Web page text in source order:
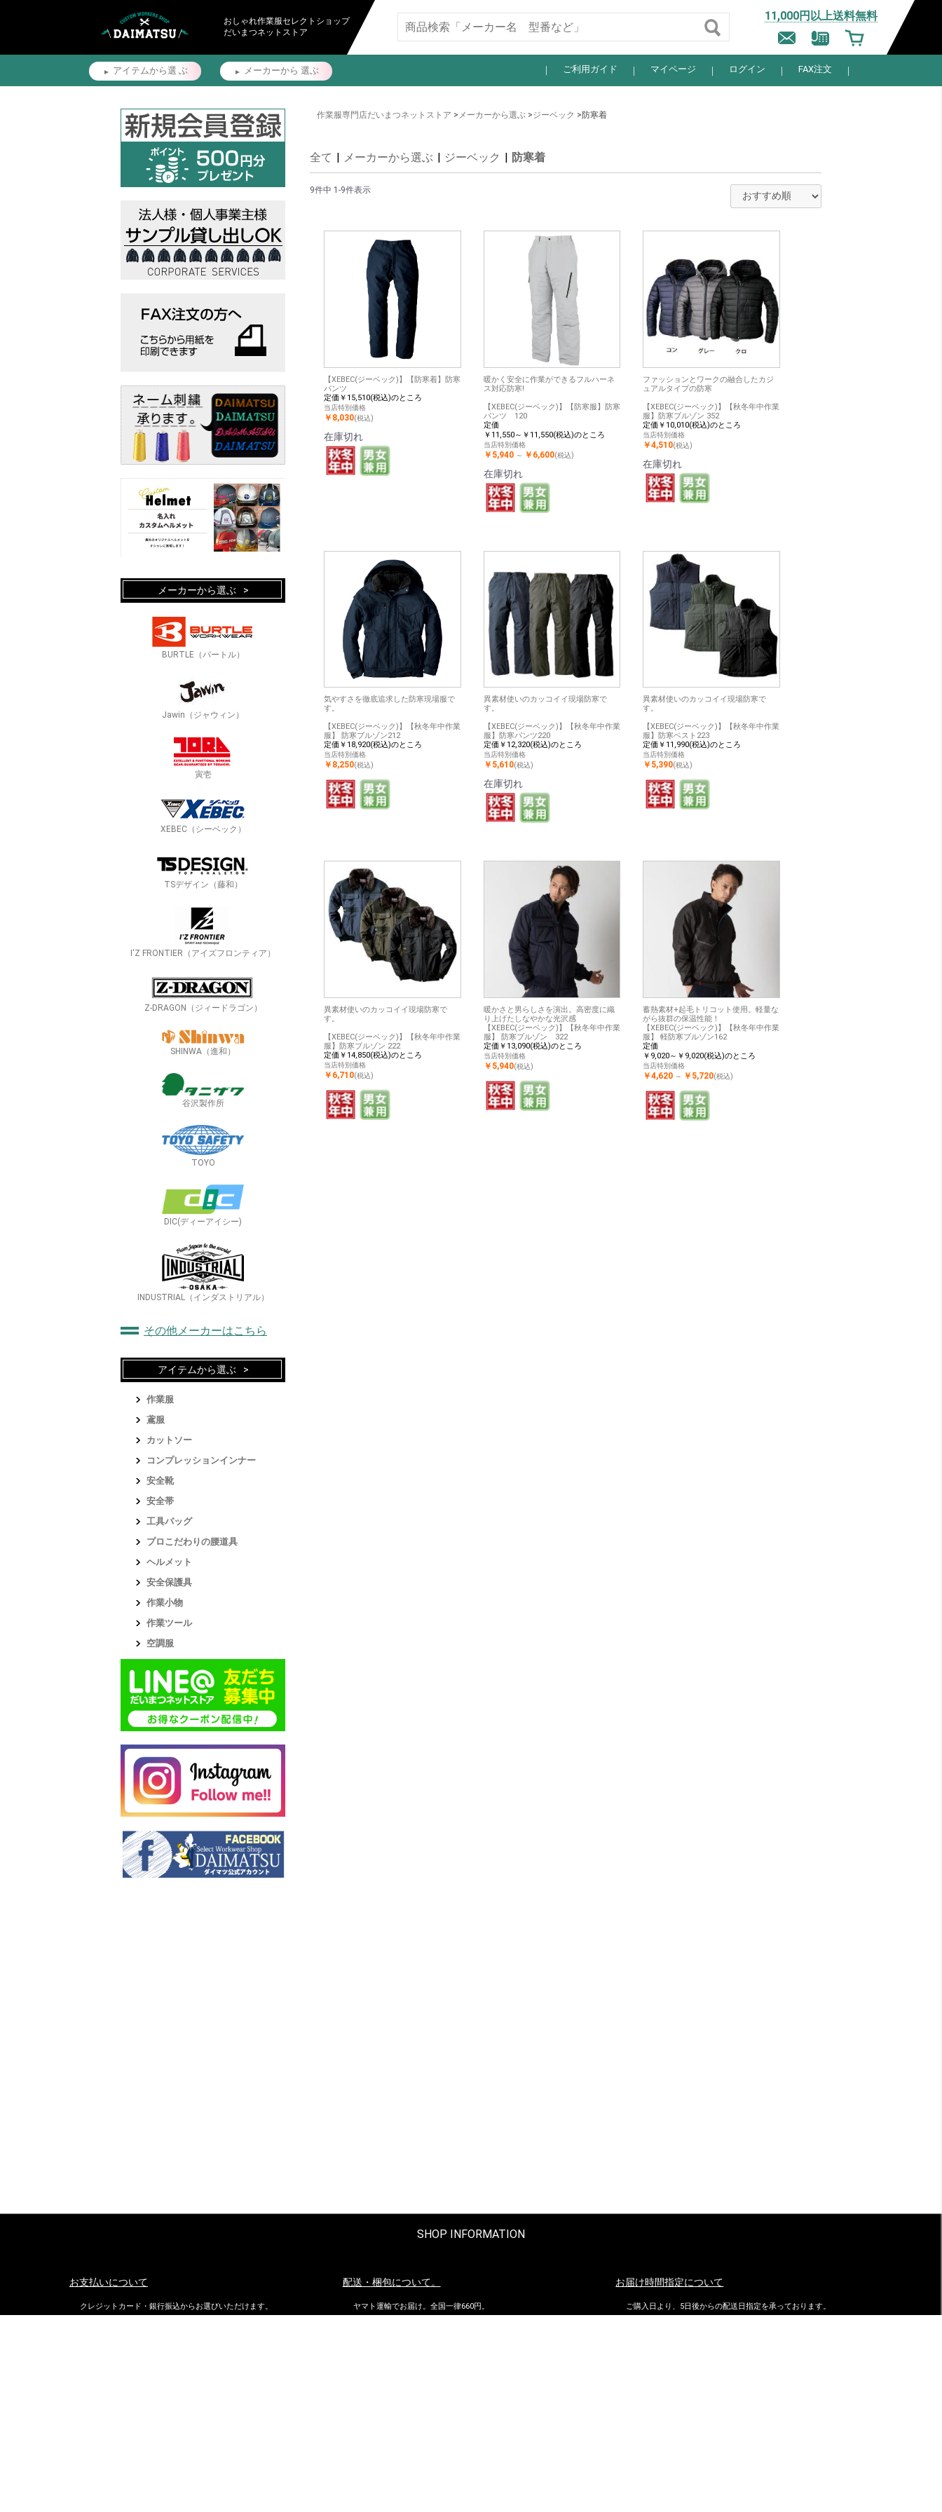
おしゃれ作業服セレクトショップ
だいまつネットストア
11,000円以上送料無料
アイテムから選 ぶ メーカーから 選ぶ ご利用ガイド マイページ ログイン FAX注文
11,000円以上送料無料
作業服専門店だいまつネットストア > メーカーから選ぶ >ジーベック >防寒着
全て | メーカーから選ぶ | ジーベック | 防寒着
9件中 1-9件表示
【XEBEC(ジーベック)】【防寒着】防寒
パンツ
定価￥15,510(税込)のところ
当店特別価格
￥8,030(税込)
在庫切れ
暖かく安全に作業ができるフルハーネ
ス対応防寒!
【XEBEC(ジーベック)】【防寒服】防寒
パンツ 120
定価
￥11,550～￥11,550(税込)のところ
当店特別価格
￥5,940 ～ ￥6,600(税込)
在庫切れ
ファッションとワークの融合したカジ
ュアルタイプの防寒
【XEBEC(ジーベック)】【秋冬年中作業
服】防寒ブルゾン 352
定価￥10,010(税込)のところ
当店特別価格
￥4,510(税込)
在庫切れ
気やすさを徹底追求した防寒現場服で
す。
【XEBEC(ジーベック)】【秋冬年中作業
服】 防寒ブルゾン212
定価￥18,920(税込)のところ
当店特別価格
￥8,250(税込)
異素材使いのカッコイイ現場防寒で
す。
【XEBEC(ジーベック)】【秋冬年中作業
服】防寒パンツ220
定価￥12,320(税込)のところ
当店特別価格
￥5,610(税込)
在庫切れ
異素材使いのカッコイイ現場防寒で
す。
【XEBEC(ジーベック)】【秋冬年中作業
服】防寒ベスト223
定価￥11,990(税込)のところ
当店特別価格
￥5,390(税込)
異素材使いのカッコイイ現場防寒で
す。
【XEBEC(ジーベック)】【秋冬年中作業
服】防寒ブルゾン 222
定価￥14,850(税込)のところ
当店特別価格
￥6,710(税込)
暖かさと男らしさを演出。高密度に織
り上げたしなやかな光沢感
【XEBEC(ジーベック)】【秋冬年中作業
服】 防寒ブルゾン 322
定価￥13,090(税込)のところ
当店特別価格
￥5,940(税込)
蓄熱素材+起毛トリコット使用。軽量な
がら抜群の保温性能！
【XEBEC(ジーベック)】【秋冬年中作業
服】 軽防寒ブルゾン162
定価
￥9,020～￥9,020(税込)のところ
当店特別価格
￥4,620 ～ ￥5,720(税込)
メーカーから選ぶ
BURTLE（バートル）
Jawin（ジャウィン）
寅壱
XEBEC（シーベック）
TSデザイン（藤和）
I'Z FRONTIER（アイズフロンティア）
Z-DRAGON（ジィードラゴン）
SHINWA（進和）
谷沢製作所
TOYO
DIC(ディーアイシー)
INDUSTRIAL（インダストリアル）
その他メーカーはこちら
アイテムから選ぶ
作業服
鳶服
カットソー
コンプレッションインナー
安全靴
安全帯
工具バッグ
プロこだわりの腰道具
ヘルメット
安全保護具
作業小物
作業ツール
空調服
SHOP INFORMATION
お支払いについて
クレジットカード・銀行振込からお選びいただけます。
配送・梱包について。
ヤマト運輸でお届け。全国一律660円。
お届け時間指定について
ご購入日より、5日後からの配送日指定を承っております。